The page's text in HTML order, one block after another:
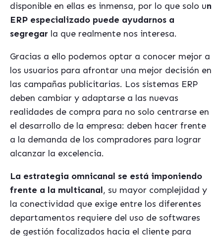
disponible en ellas es inmensa, por lo que solo un
ERP especializado puede ayudarnos a
segregar la que realmente nos interesa.
Gracias a ello podemos optar a conocer mejor a
los usuarios para afrontar una mejor decisión en
las campañas publicitarias. Los sistemas ERP
deben cambiar y adaptarse a las nuevas
realidades de compra para no solo centrarse en
el desarrollo de la empresa: deben hacer frente
a la demanda de los compradores para lograr
alcanzar la excelencia.
La estrategia omnicanal se está imponiendo
frente a la multicanal, su mayor complejidad y
la conectividad que exige entre los diferentes
departamentos requiere del uso de softwares
de gestión focalizados hacia el cliente para